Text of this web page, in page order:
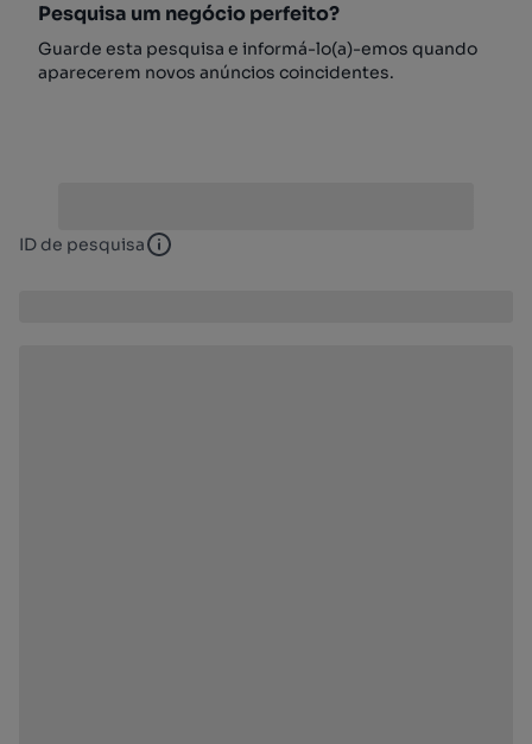
Pesquisa um negócio perfeito?
Guarde esta pesquisa e informá-lo(a)-emos quando
aparecerem novos anúncios coincidentes.
ID de pesquisa ID de pesquisa